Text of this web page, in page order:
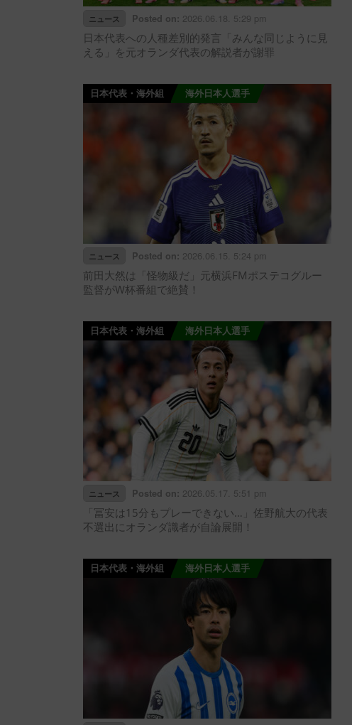
ニュース Posted on: 2026.06.18. 5:29 pm
日本代表への人種差別的発言「みんな同じように見
える」を元オランダ代表の解説者が謝罪
日本代表・海外組 海外日本人選手
ニュース Posted on: 2026.06.15. 5:24 pm
前田大然は「怪物級だ」元横浜FMポステコグルー
監督がW杯番組で絶賛！
日本代表・海外組 海外日本人選手
ニュース Posted on: 2026.05.17. 5:51 pm
「冨安は15分もプレーできない…」佐野航大の代表
不選出にオランダ識者が自論展開！
日本代表・海外組 海外日本人選手